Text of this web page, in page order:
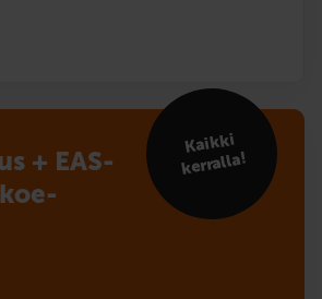
+ EAS-
Kaikki
kerralla!